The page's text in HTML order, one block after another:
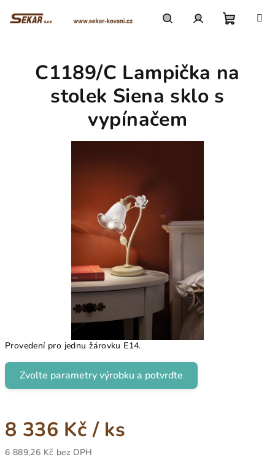
košík
Provedení pro jednu žárovku E14.
Zvolte parametry výrobku a potvrďte
8 336 Kč / ks
6 889,26 Kč bez DPH
C1189/C Lampička na
stolek Siena sklo s
vypínačem